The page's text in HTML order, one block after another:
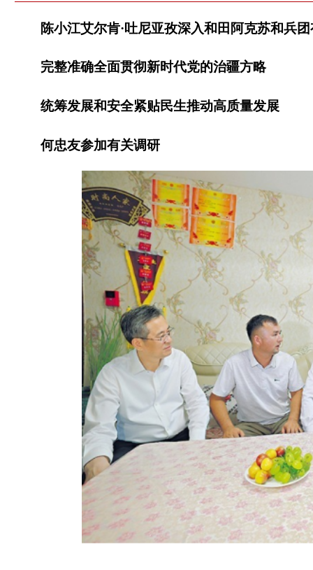
陈小江艾尔肯·吐尼亚孜深入和田阿克苏和兵
完整准确全面贯彻新时代党的治疆方略
统筹发展和安全紧贴民生推动高质量发展
何忠友参加有关调研